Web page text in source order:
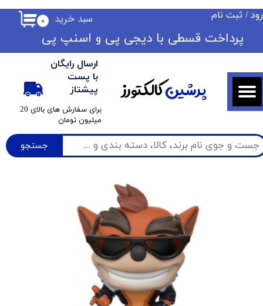
جستجو
ارسال رایگان
با پست
پیشتاز
​برای سفارش های بالای 20
میلیون تومان
۰ سبد خرید / ثبت نام
حساب کاربری من
تغییر گذر واژه
سفارشات
خروج از حساب کاربری
​​پرداخت قسطی با دیجی پی ​​​​​​​و اسنپ پی
پرشینکالکتورز